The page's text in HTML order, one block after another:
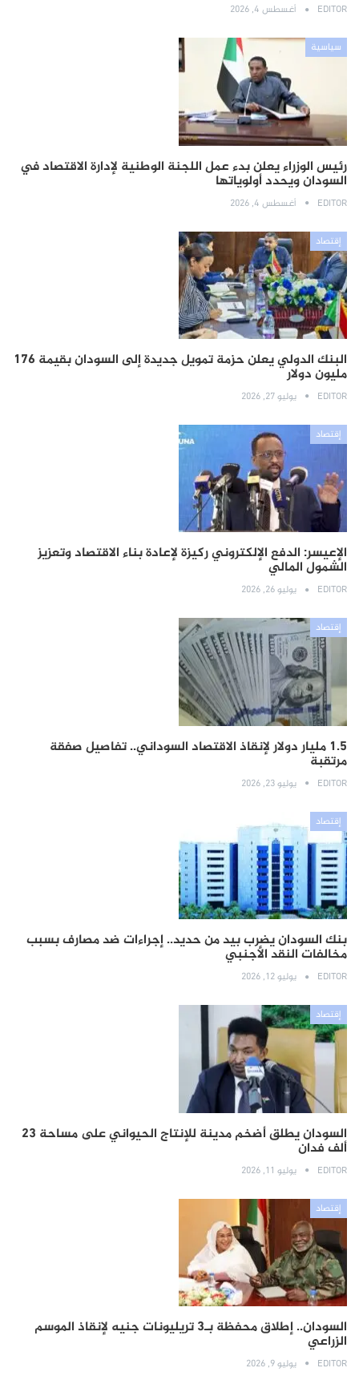
EDITOR أغسطس 4, 2026
سياسية
رئيس الوزراء يعلن بدء عمل اللجنة الوطنية لإدارة الاقتصاد في
السودان ويحدد أولوياتها
EDITOR أغسطس 4, 2026
إقتصاد
البنك الدولي يعلن حزمة تمويل جديدة إلى السودان بقيمة 176
مليون دولار
EDITOR يوليو 27, 2026
إقتصاد
الإعيسر: الدفع الإلكتروني ركيزة لإعادة بناء الاقتصاد وتعزيز
الشمول المالي
EDITOR يوليو 26, 2026
إقتصاد
1.5 مليار دولار لإنقاذ الاقتصاد السوداني.. تفاصيل صفقة
مرتقبة
EDITOR يوليو 23, 2026
إقتصاد
بنك السودان يضرب بيد من حديد.. إجراءات ضد مصارف بسبب
مخالفات النقد الأجنبي
EDITOR يوليو 12, 2026
إقتصاد
السودان يطلق أضخم مدينة للإنتاج الحيواني على مساحة 23
ألف فدان
EDITOR يوليو 11, 2026
إقتصاد
السودان.. إطلاق محفظة بـ3 تريليونات جنيه لإنقاذ الموسم
الزراعي
EDITOR يوليو 9, 2026